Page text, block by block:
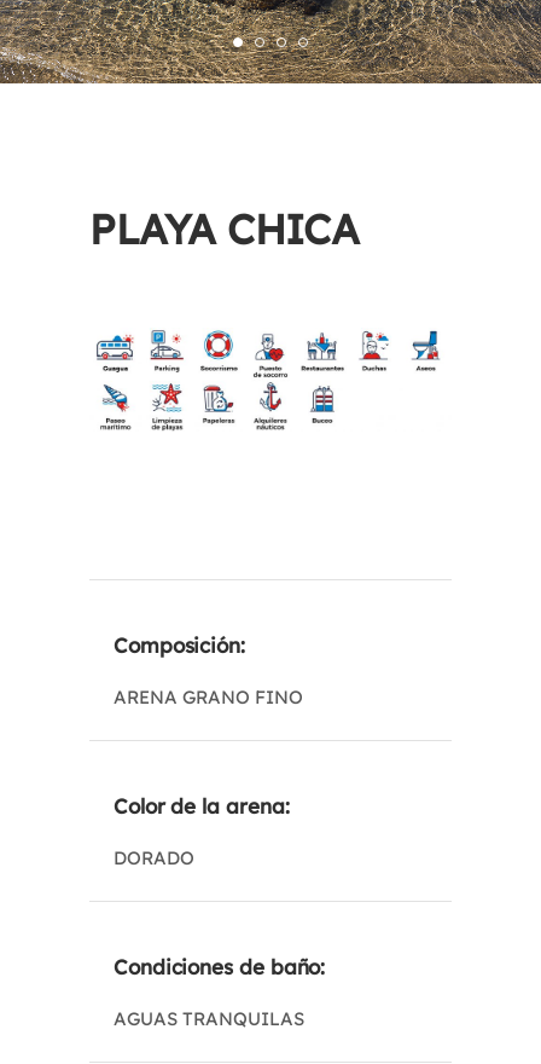
PLAYA CHICA
Composición:
ARENA GRANO FINO
Color de la arena:
DORADO
Condiciones de baño:
AGUAS TRANQUILAS